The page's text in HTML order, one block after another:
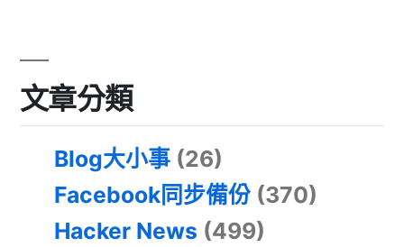
文章分類
Blog大小事 (26)
Facebook同步備份 (370)
Hacker News (499)